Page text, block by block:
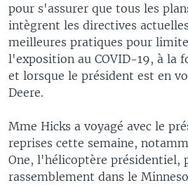
pour s'assurer que tous les
intègrent les directives
meilleures pratiques pour
l'exposition au COVID-19, à la
et lorsque le président est en
Deere.
Mme Hicks a voyagé avec le
reprises cette semaine,
One, l'hélicoptère présidentiel,
rassemblement dans le